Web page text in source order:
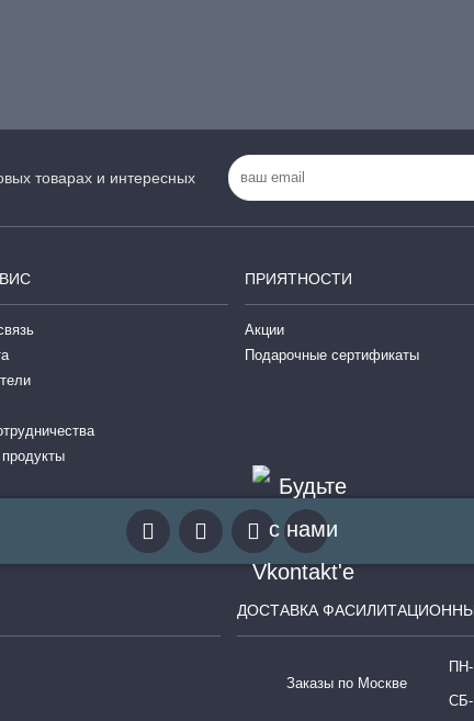
товарах и интересных
ПРИЯТНОСТИ
Акции
Подарочные сертификаты
ДОСТАВКА
Заказы по Москве
СБ-